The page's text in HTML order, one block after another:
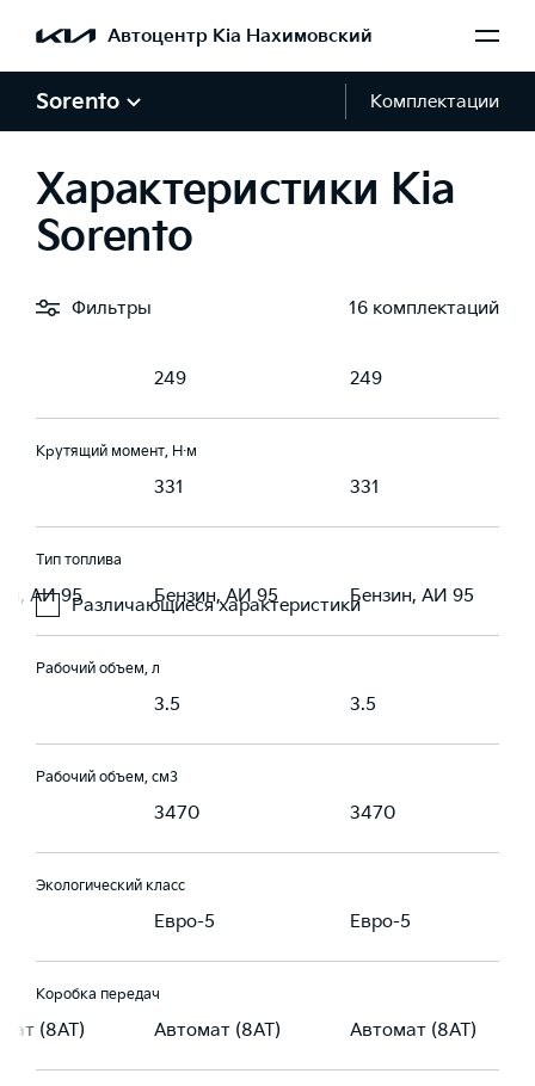
Автоцентр Kia Нахимовский
Sorento Комплектации
Характеристики Kia
Sorento
Фильтры 16 комплектаций
Различающиеся характеристики
Двигатель и трансмиссия
топлива
Многоточечный
впрыск топлива
Многоточечный
впрыск топлива
249 249
Крутящий момент, Н·м
331 331
Тип топлива
АИ 95 Бензин, АИ 95 Бензин, АИ 95
Рабочий объем, л
3.5 3.5
Рабочий объем, см3
3470 3470
Экологический класс
Евро-5 Евро-5
Коробка передач
(8AT) Автомат (8AT) Автомат (8AT)